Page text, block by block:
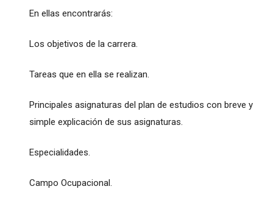
En ellas encontrarás:
Los objetivos de la carrera.
Tareas que en ella se realizan.
Principales asignaturas del plan de estudios con breve y
simple explicación de sus asignaturas.
Especialidades.
Campo Ocupacional.